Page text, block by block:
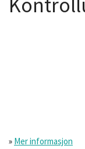
» Mer informasjon